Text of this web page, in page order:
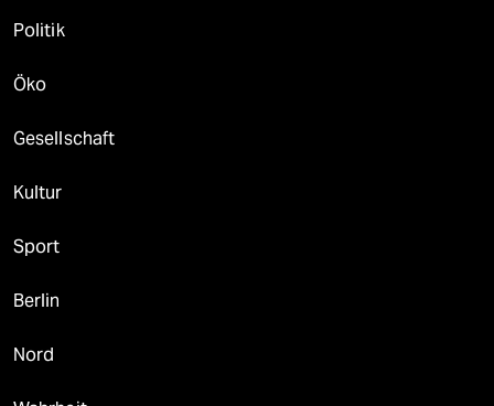
Politik
Öko
Gesellschaft
Kultur
Sport
Berlin
Nord